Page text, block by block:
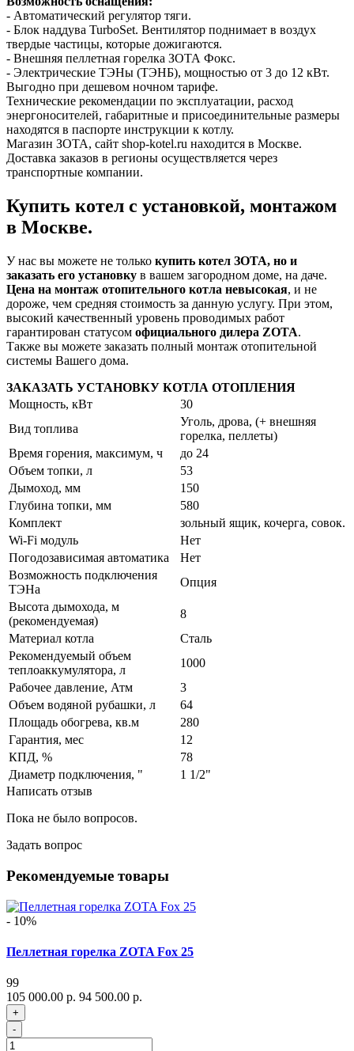
- Автоматический регулятор тяги.
- Блок наддува TurboSet. Вентилятор поднимает в воздух
твердые частицы, которые дожигаются.
- Внешняя пеллетная горелка ЗОТА Фокс.
- Электрические ТЭНы (ТЭНБ), мощностью от 3 до 12 кВт.
Выгодно при дешевом ночном тарифе.
Технические рекомендации по эксплуатации, расход
энергоносителей, габаритные и присоединительные размеры
находятся в паспорте инструкции к котлу.
Магазин ЗОТА, сайт shop-kotel.ru находится в Москве.
Доставка заказов в регионы осуществляется через
транспортные компании.
Купить котел с установкой, монтажом
в Москве.
У нас вы можете не только купить котел ЗОТА, но и
заказать его установку в вашем загородном доме, на даче.
Цена на монтаж отопительного котла невысокая, и не
дороже, чем средняя стоимость за данную услугу. При этом,
высокий качественный уровень проводимых работ
гарантирован статусом официального дилера ZOTA.
Также вы можете заказать полный монтаж отопительной
системы Вашего дома.
ЗАКАЗАТЬ УСТАНОВКУ КОТЛА ОТОПЛЕНИЯ
Мощность, кВт
30
Вид топлива
Уголь, дрова, (+ внешняя
горелка, пеллеты)
Время горения, максимум, ч
до 24
Объем топки, л
53
Дымоход, мм
150
Глубина топки, мм
580
Комплект
зольный ящик, кочерга, совок.
Wi-Fi модуль
Нет
Погодозависимая автоматика
Нет
Возможность подключения
ТЭНа
Опция
Высота дымохода, м
(рекомендуемая)
8
Материал котла
Сталь
Рекомендуемый объем
теплоаккумулятора, л
1000
Рабочее давление, Атм
3
Объем водяной рубашки, л
64
Площадь обогрева, кв.м
280
Гарантия, мес
12
КПД, %
78
Диаметр подключения, "
1 1/2"
Написать отзыв
Пока не было вопросов.
Задать вопрос
Рекомендуемые товары
- 10%
Пеллетная горелка ZOTA Fox 25
99
105 000.00 р. 94 500.00 р.
+
-